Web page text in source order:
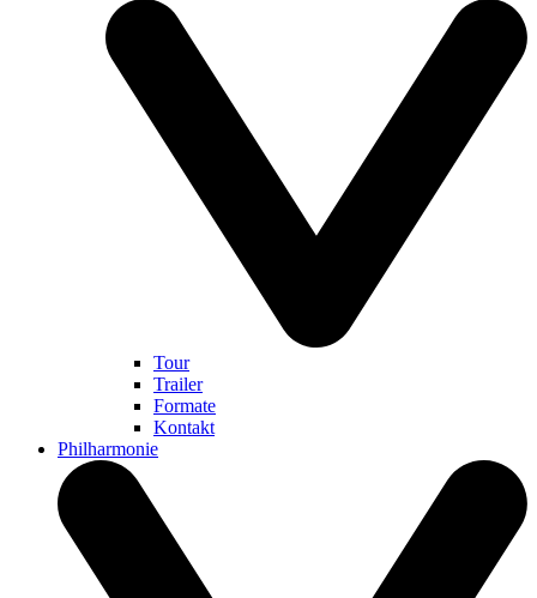
Tour
Trailer
Formate
Kontakt
Philharmonie